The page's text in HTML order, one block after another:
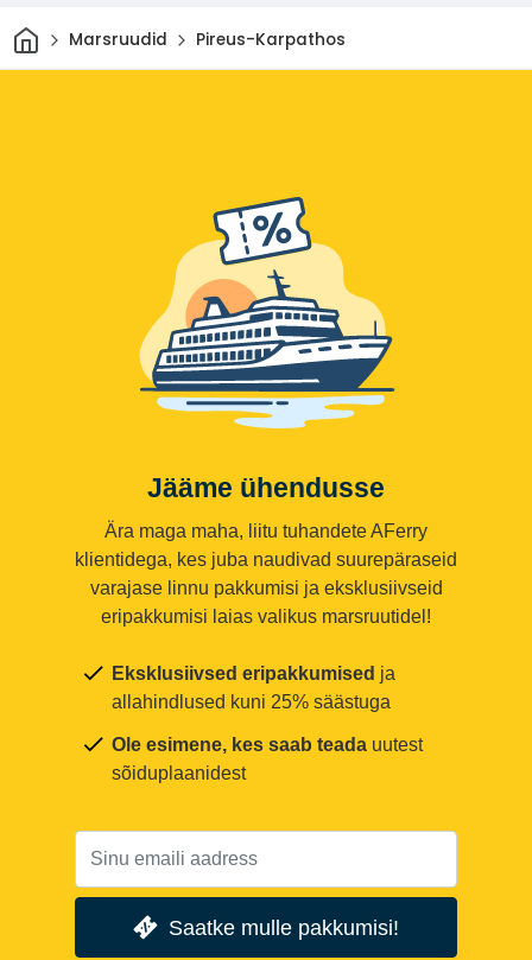
Avaleht
Marsruudid Pireus-Karpathos
Jääme ühendusse
Ära maga maha, liitu tuhandete AFerry
klientidega, kes juba naudivad suurepäraseid
varajase linnu pakkumisi ja eksklusiivseid
eripakkumisi laias valikus marsruutidel!
Eksklusiivsed eripakkumised ja
allahindlused kuni 25% säästuga
Ole esimene, kes saab teada uutest
sõiduplaanidest
Saatke mulle pakkumisi!